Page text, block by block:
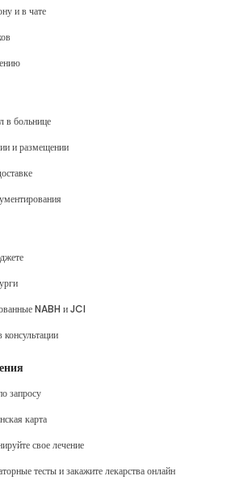
и в чате
в больнице
и размещении
NABH и JCI
консультации
запросу
карта
свое лечение
тесты и закажите лекарства онлайн